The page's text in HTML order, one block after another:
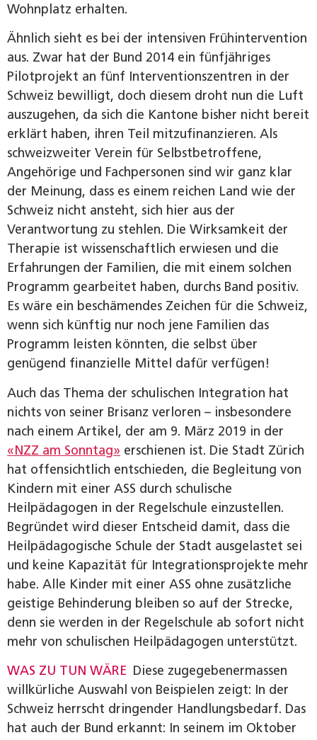
Wohnplatz erhalten.
Ähnlich sieht es bei der intensiven Frühintervention
aus. Zwar hat der Bund 2014 ein fünfjähriges
Pilotprojekt an fünf Interventionszentren in der
Schweiz bewilligt, doch diesem droht nun die Luft
auszugehen, da sich die Kantone bisher nicht bereit
erklärt haben, ihren Teil mitzufinanzieren. Als
schweizweiter Verein für Selbstbetroffene,
Angehörige und Fachpersonen sind wir ganz klar
der Meinung, dass es einem reichen Land wie der
Schweiz nicht ansteht, sich hier aus der
Verantwortung zu stehlen. Die Wirksamkeit der
Therapie ist wissenschaftlich erwiesen und die
Erfahrungen der Familien, die mit einem solchen
Programm gearbeitet haben, durchs Band positiv.
Es wäre ein beschämendes Zeichen für die Schweiz,
wenn sich künftig nur noch jene Familien das
Programm leisten könnten, die selbst über
genügend finanzielle Mittel dafür verfügen!
Auch das Thema der schulischen Integration hat
nichts von seiner Brisanz verloren – insbesondere
nach einem Artikel, der am 9. März 2019 in der
«NZZ am Sonntag» erschienen ist. Die Stadt Zürich
hat offensichtlich entschieden, die Begleitung von
Kindern mit einer ASS durch schulische
Heilpädagogen in der Regelschule einzustellen.
Begründet wird dieser Entscheid damit, dass die
Heilpädagogische Schule der Stadt ausgelastet sei
und keine Kapazität für Integrationsprojekte mehr
habe. Alle Kinder mit einer ASS ohne zusätzliche
geistige Behinderung bleiben so auf der Strecke,
denn sie werden in der Regelschule ab sofort nicht
mehr von schulischen Heilpädagogen unterstützt.
WAS ZU TUN WÄRE Diese zugegebenermassen
willkürliche Auswahl von Beispielen zeigt: In der
Schweiz herrscht dringender Handlungsbedarf. Das
hat auch der Bund erkannt: In seinem im Oktober